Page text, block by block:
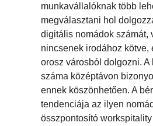
munkavállalóknak több
megválasztani hol
digitális nomádok számát,
nincsenek irodához kötve,
orosz városból dolgozni.
száma középtávon
ennek köszönhetően. A
tendenciája az ilyen
összpontosító